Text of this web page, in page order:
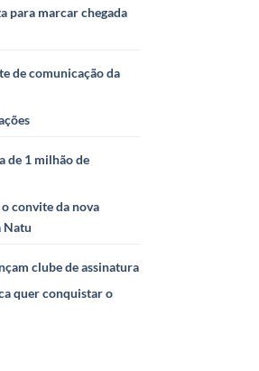
para marcar chegada
de comunicação da
de 1 milhão de
convite da nova
Natu
clube de assinatura
quer conquistar o